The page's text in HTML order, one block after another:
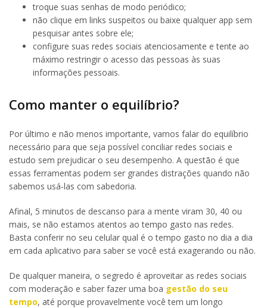
troque suas senhas de modo periódico;
não clique em links suspeitos ou baixe qualquer app sem
pesquisar antes sobre ele;
configure suas redes sociais atenciosamente e tente ao
máximo restringir o acesso das pessoas às suas
informações pessoais.
Como manter o equilíbrio?
Por último e não menos importante, vamos falar do equilíbrio
necessário para que seja possível conciliar redes sociais e
estudo sem prejudicar o seu desempenho. A questão é que
essas ferramentas podem ser grandes distrações quando não
sabemos usá-las com sabedoria.
Afinal, 5 minutos de descanso para a mente viram 30, 40 ou
mais, se não estamos atentos ao tempo gasto nas redes.
Basta conferir no seu celular qual é o tempo gasto no dia a dia
em cada aplicativo para saber se você está exagerando ou não.
De qualquer maneira, o segredo é aproveitar as redes sociais
com moderação e saber fazer uma boa gestão do seu
tempo, até porque provavelmente você tem um longo